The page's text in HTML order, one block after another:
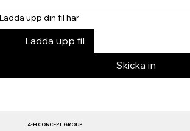
upp din fil här
Ladda upp fil
Skicka in
4-H CONCEPT GROUP